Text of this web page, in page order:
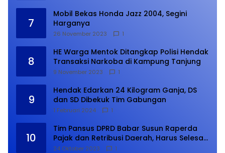
7
Mobil Bekas Honda Jazz 2004, Segini
Harganya
26 November 2023 1
8
HE Warga Mentok Ditangkap Polisi Hendak
Transaksi Narkoba di Kampung Tanjung
9 November 2023 1
9
Hendak Edarkan 24 Kilogram Ganja, DS
dan SD Dibekuk Tim Gabungan
1 Februari 2024 1
10
Tim Pansus DPRD Babar Susun Raperda
Pajak dan Retribusi Daerah, Harus Selesai
Januari 2024
24 Oktober 2023 1